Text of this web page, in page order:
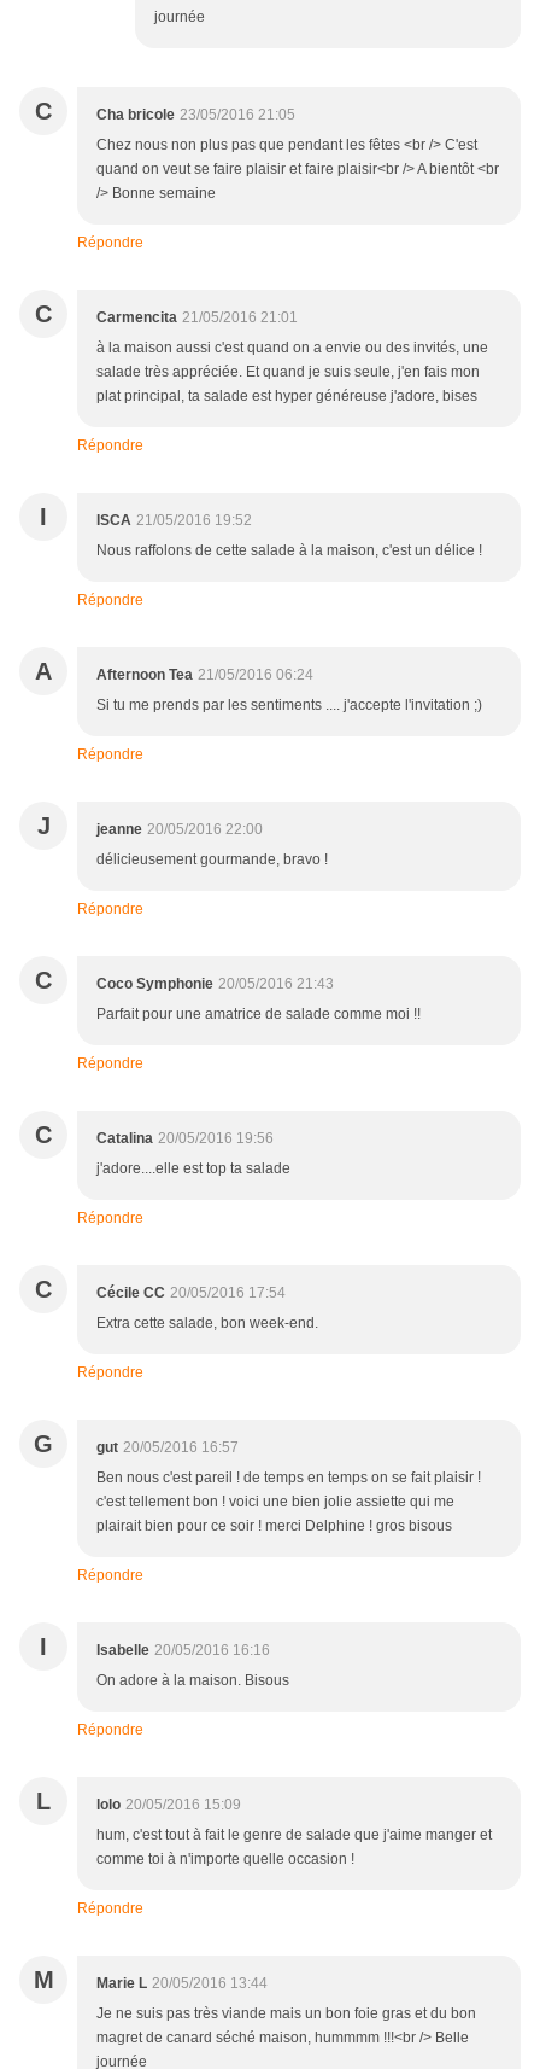
journée
C Cha bricole 23/05/2016 21:05
Chez nous non plus pas que pendant les fêtes <br /> C'est
quand on veut se faire plaisir et faire plaisir<br /> A bientôt <br
/> Bonne semaine
Répondre
C Carmencita 21/05/2016 21:01
à la maison aussi c'est quand on a envie ou des invités, une
salade très appréciée. Et quand je suis seule, j'en fais mon
plat principal, ta salade est hyper généreuse j'adore, bises
Répondre
I ISCA 21/05/2016 19:52
Nous raffolons de cette salade à la maison, c'est un délice !
Répondre
A Afternoon Tea 21/05/2016 06:24
Si tu me prends par les sentiments .... j'accepte l'invitation ;)
Répondre
J jeanne 20/05/2016 22:00
délicieusement gourmande, bravo !
Répondre
C Coco Symphonie 20/05/2016 21:43
Parfait pour une amatrice de salade comme moi !!
Répondre
C Catalina 20/05/2016 19:56
j'adore....elle est top ta salade
Répondre
C Cécile CC 20/05/2016 17:54
Extra cette salade, bon week-end.
Répondre
G gut 20/05/2016 16:57
Ben nous c'est pareil ! de temps en temps on se fait plaisir !
c'est tellement bon ! voici une bien jolie assiette qui me
plairait bien pour ce soir ! merci Delphine ! gros bisous
Répondre
I Isabelle 20/05/2016 16:16
On adore à la maison. Bisous
Répondre
L lolo 20/05/2016 15:09
hum, c'est tout à fait le genre de salade que j'aime manger et
comme toi à n'importe quelle occasion !
Répondre
M Marie L 20/05/2016 13:44
Je ne suis pas très viande mais un bon foie gras et du bon
magret de canard séché maison, hummmm !!!<br /> Belle
journée